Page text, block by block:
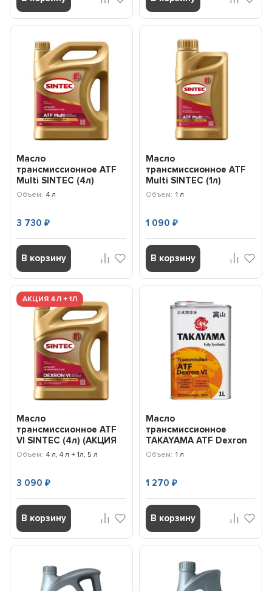
Масло
трансмиссионное ATF
Multi SINTEC (4л)
324710
Объем: 4 л
3 730₽
В корзину
Масло
трансмиссионное ATF
Multi SINTEC (1л)
324707
Объем: 1 л
1 090 ₽
В корзину
АКЦИЯ 4Л + 1Л
Масло
трансмиссионное ATF
VI SINTEC (4л) (АКЦИЯ
4л+1л) 101779
Объем: 4 л, 4 л + 1л, 5 л
3 090₽
В корзину
Масло
трансмиссионное
TAKAYAMA ATF Deхron
VI (1л) 605608
Объем: 1 л
1 270 ₽
В корзину